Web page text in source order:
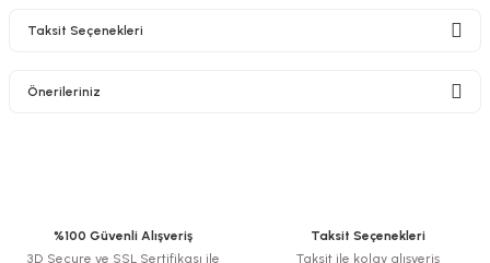
Taksit Seçenekleri
Önerileriniz
%100 Güvenli Alışveriş
3D Secure ve SSL Sertifikası ile
Taksit Seçenekleri
Taksit ile kolay alışveriş